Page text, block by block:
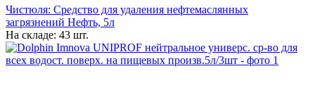
Чистюля: Средство для удаления нефтемаслянных
загрязнений Нефть, 5л
На складе: 43 шт.